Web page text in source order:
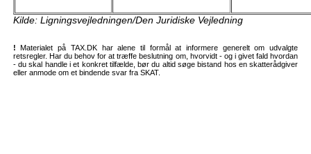
Kilde: Ligningsvejledningen/Den Juridiske Vejledning
! Materialet på TAX.DK har alene til formål at informere generelt om udvalgte
retsregler. Har du behov for at træffe beslutning om, hvorvidt - og i givet fald hvordan
- du skal handle i et konkret tilfælde, bør du altid søge bistand hos en skatterådgiver
eller anmode om et bindende svar fra SKAT.